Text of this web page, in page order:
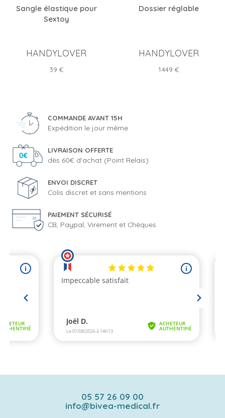
Sangle élastique pour
Sextoy
HANDYLOVER
Prix
39 €
Dossier réglable
HANDYLOVER
Prix
1 449 €
COMMANDE AVANT 15H
Expédition le jour même
LIVRAISON OFFERTE
dès 60€ d'achat (Point Relais)
ENVOI DISCRET
Colis discret et sans mentions
PAIEMENT SÉCURISÉ
CB, Paypal, Virement et Chèques
05 57 26 09 00
info@bivea-medical.fr